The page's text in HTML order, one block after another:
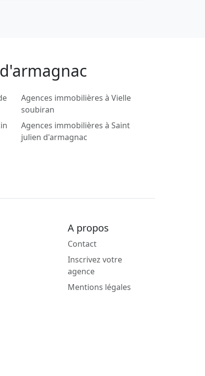
Agences immobilières à Vielle
soubiran
Agences immobilières à Saint
julien d'armagnac
A propos
Contact
Inscrivez votre
agence
Mentions légales